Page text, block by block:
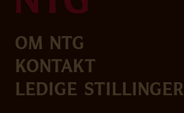
Om NTG
Kontakt
Ledige stillinger